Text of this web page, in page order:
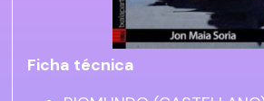
Ficha técnica